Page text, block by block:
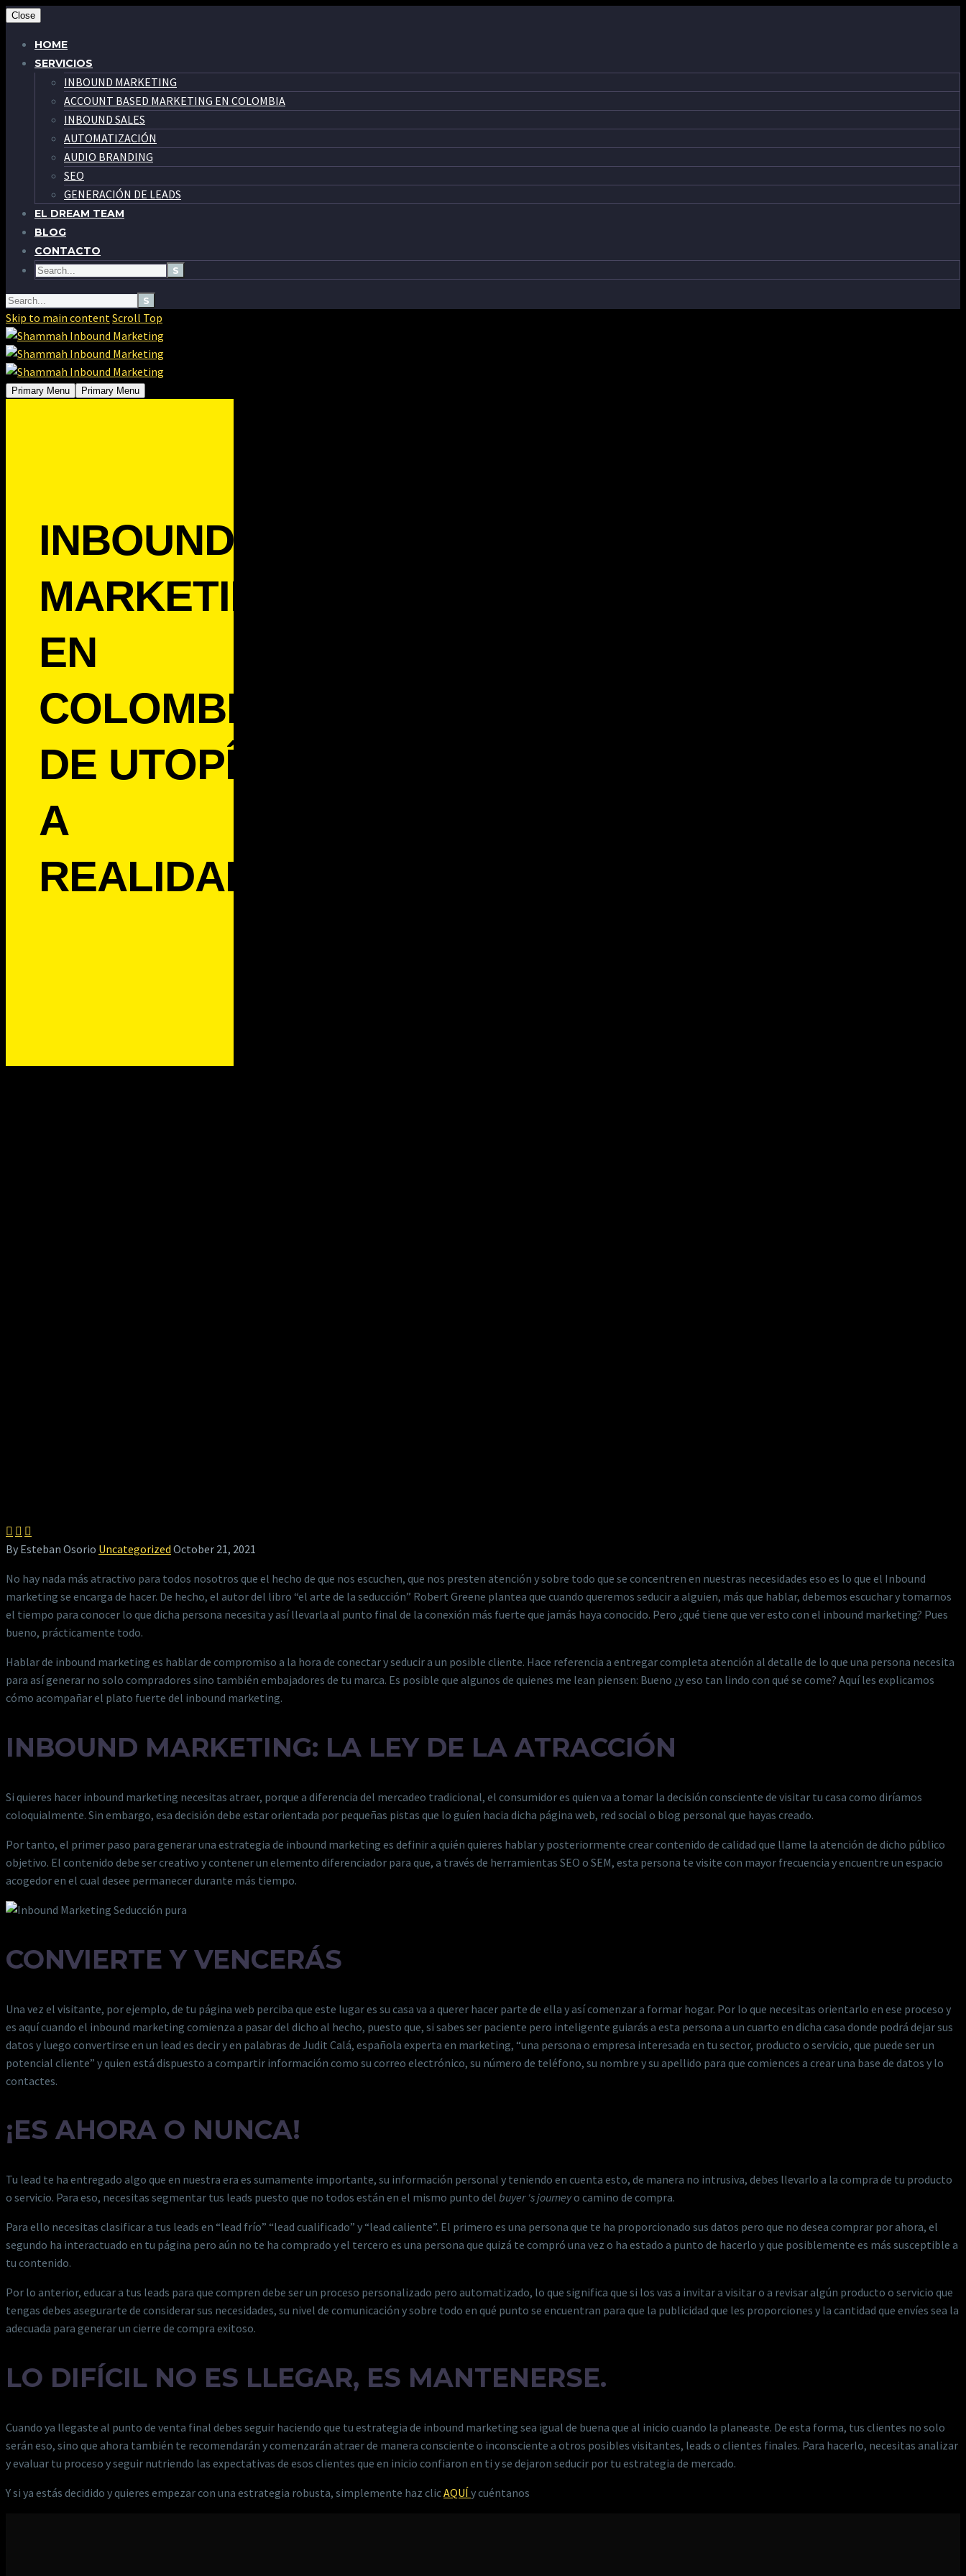
Close
HOME
SERVICIOS
INBOUND MARKETING
ACCOUNT BASED MARKETING EN COLOMBIA
INBOUND SALES
AUTOMATIZACIÓN
AUDIO BRANDING
SEO
GENERACIÓN DE LEADS
EL DREAM TEAM
BLOG
CONTACTO
Skip to main contentScroll Top
Primary Menu Primary Menu
INBOUND
MARKETING
EN
COLOMBIA:
DE UTOPÍA
A
REALIDAD
  
By Esteban Osorio Uncategorized October 21, 2021
No hay nada más atractivo para todos nosotros que el hecho de que nos escuchen, que nos presten atención y sobre todo que se concentren en nuestras necesidades eso es lo que el Inbound
marketing se encarga de hacer. De hecho, el autor del libro “el arte de la seducción” Robert Greene plantea que cuando queremos seducir a alguien, más que hablar, debemos escuchar y tomarnos
el tiempo para conocer lo que dicha persona necesita y así llevarla al punto final de la conexión más fuerte que jamás haya conocido. Pero ¿qué tiene que ver esto con el inbound marketing? Pues
bueno, prácticamente todo.
Hablar de inbound marketing es hablar de compromiso a la hora de conectar y seducir a un posible cliente. Hace referencia a entregar completa atención al detalle de lo que una persona necesita
para así generar no solo compradores sino también embajadores de tu marca. Es posible que algunos de quienes me lean piensen: Bueno ¿y eso tan lindo con qué se come? Aquí les explicamos
cómo acompañar el plato fuerte del inbound marketing.
INBOUND MARKETING: LA LEY DE LA ATRACCIÓN
Si quieres hacer inbound marketing necesitas atraer, porque a diferencia del mercadeo tradicional, el consumidor es quien va a tomar la decisión consciente de visitar tu casa como diríamos
coloquialmente. Sin embargo, esa decisión debe estar orientada por pequeñas pistas que lo guíen hacia dicha página web, red social o blog personal que hayas creado.
Por tanto, el primer paso para generar una estrategia de inbound marketing es definir a quién quieres hablar y posteriormente crear contenido de calidad que llame la atención de dicho público
objetivo. El contenido debe ser creativo y contener un elemento diferenciador para que, a través de herramientas SEO o SEM, esta persona te visite con mayor frecuencia y encuentre un espacio
acogedor en el cual desee permanecer durante más tiempo.
CONVIERTE Y VENCERÁS
Una vez el visitante, por ejemplo, de tu página web perciba que este lugar es su casa va a querer hacer parte de ella y así comenzar a formar hogar. Por lo que necesitas orientarlo en ese proceso y
es aquí cuando el inbound marketing comienza a pasar del dicho al hecho, puesto que, si sabes ser paciente pero inteligente guiarás a esta persona a un cuarto en dicha casa donde podrá dejar sus
datos y luego convertirse en un lead es decir y en palabras de Judit Calá, española experta en marketing, “una persona o empresa interesada en tu sector, producto o servicio, que puede ser un
potencial cliente” y quien está dispuesto a compartir información como su correo electrónico, su número de teléfono, su nombre y su apellido para que comiences a crear una base de datos y lo
contactes.
¡ES AHORA O NUNCA!
Tu lead te ha entregado algo que en nuestra era es sumamente importante, su información personal y teniendo en cuenta esto, de manera no intrusiva, debes llevarlo a la compra de tu producto
o servicio. Para eso, necesitas segmentar tus leads puesto que no todos están en el mismo punto del ​ buyer ‘s journey​ o camino de compra.
Para ello necesitas clasificar a tus leads en “lead frío” “lead cualificado” y “lead caliente”. El primero es una persona que te ha proporcionado sus datos pero que no desea comprar por ahora, el
segundo ha interactuado en tu página pero aún no te ha comprado y el tercero es una persona que quizá te compró una vez o ha estado a punto de hacerlo y que posiblemente es más susceptible a
tu contenido.
Por lo anterior, educar a tus leads para que compren debe ser un proceso personalizado pero automatizado, lo que significa que si los vas a invitar a visitar o a revisar algún producto o servicio que
tengas debes asegurarte de considerar sus necesidades, su nivel de comunicación y sobre todo en qué punto se encuentran para que la publicidad que les proporciones y la cantidad que envíes sea la
adecuada para generar un cierre de compra exitoso.
LO DIFÍCIL NO ES LLEGAR, ES MANTENERSE.
Cuando ya llegaste al punto de venta final debes seguir haciendo que tu estrategia de inbound marketing sea igual de buena que al inicio cuando la planeaste. De esta forma, tus clientes no solo
serán eso, sino que ahora también te recomendarán y comenzarán atraer de manera consciente o inconsciente a otros posibles visitantes, leads o clientes finales. Para hacerlo, necesitas analizar
y evaluar tu proceso y seguir nutriendo las expectativas de esos clientes que en inicio confiaron en ti y se dejaron seducir por tu estrategia de mercado.
Y si ya estás decidido y quieres empezar con una estrategia robusta, simplemente haz clicAQUÍ y cuéntanos